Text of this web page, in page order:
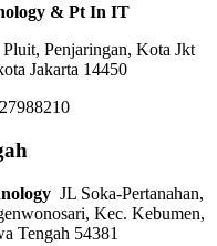
& Pt In IT
Penjaringan, Kota Jkt
Jakarta 14450
JL Soka-Pertanahan,
Kec. Kebumen,
Tengah 54381